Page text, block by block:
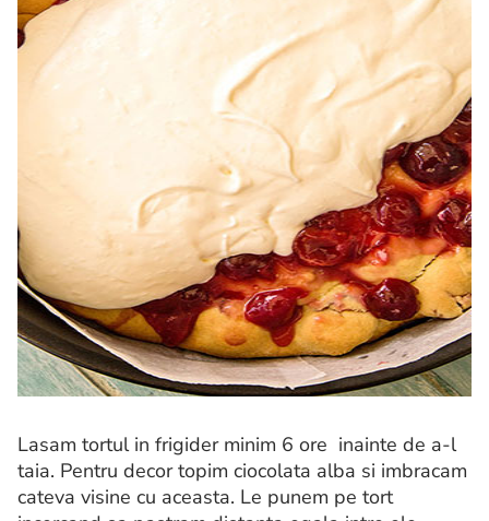
Lasam tortul in frigider minim 6 ore inainte de a-l
taia. Pentru decor topim ciocolata alba si imbracam
cateva visine cu aceasta. Le punem pe tort